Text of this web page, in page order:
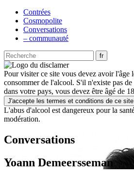
Contrées
Cosmopolite
Conversations
– communauté
Pour visiter ce site vous devez avoir l'âge
consommer de l'alcool. S'il n'existe pas
dans votre pays, vous devez être âgé de
J'accepte les termes et conditions de ce site
L'abus d'alcool est dangereux pour la
modération.
Conversations
Yoann Demeersseman